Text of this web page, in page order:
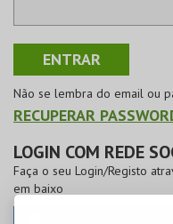
Não se lembra do email ou
RECUPERAR
LOGIN COM REDE
Faça o seu Login/Registo
em baixo